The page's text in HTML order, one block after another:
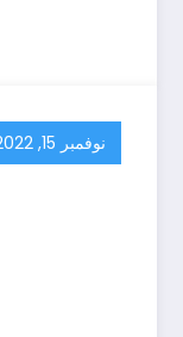
نوفمبر 15, 2022